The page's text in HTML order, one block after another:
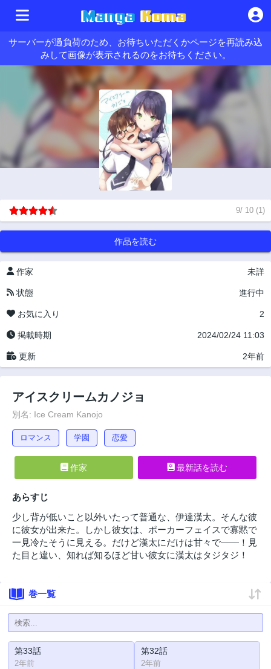
サーバーが過負荷のため、お待ちいただくかページを再読み込
みして画像が表示されるのをお待ちください。
9/ 10 (1)
作品を読む
作家 未詳
状態 進行中
お気に入り 2
掲載時期 2024/02/24 11:03
更新 2年前
アイスクリームカノジョ
別名: Ice Cream Kanojo
ロマンス 学園 恋愛
作家 最新話を読む
あらすじ
少し背が低いこと以外いたって普通な、伊達漢太。そんな彼
に彼女が出来た。しかし彼女は、ポーカーフェイスで寡黙で
一見冷たそうに見える。だけど漢太にだけは甘々で――！見
た目と違い、知れば知るほど甘い彼女に漢太はタジタジ！
巻一覧
第33話
2年前
第32話
2年前